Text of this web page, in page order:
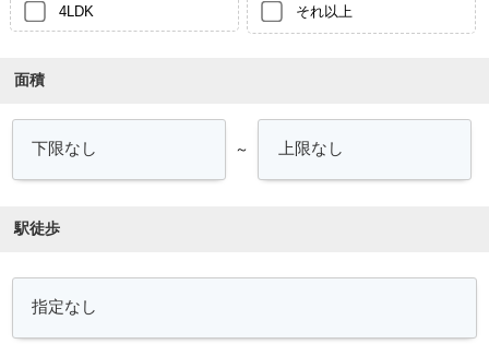
4LDK それ以上
面積
～
駅徒歩